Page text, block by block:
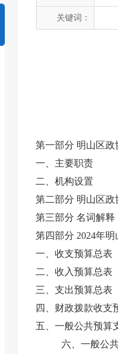
关键词：
第一部分 明山区政
一、主要职责
二、机构设置
第二部分 明山区政
第三部分 名词解释
第四部分 2024年
一、收支预算总表
二、收入预算总表
三、支出预算总表
四、财政拨款收支
五、一般公共预算
六、一般公